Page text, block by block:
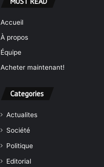
Accueil
À propos
Équipe
Acheter maintenant!
Categories
Actualites
Société
Politique
Editorial